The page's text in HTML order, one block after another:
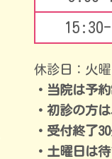
休診日：火
・当院は予
・初診の方
・受付終了
・土曜日は